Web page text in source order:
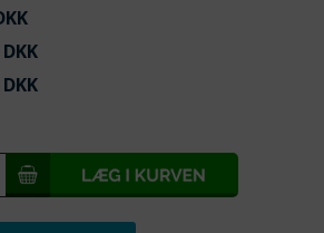
DKK
DKK